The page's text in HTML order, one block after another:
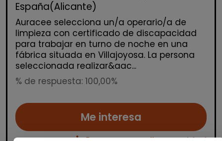
España(Alicante)
Auracee selecciona un/a operario/a de
limpieza con certificado de discapacidad
para trabajar en turno de noche en una
fábrica situada en Villajoyosa. La persona
seleccionada realizar&aac...
% de respuesta: 100,00%
Me interesa